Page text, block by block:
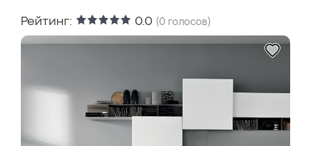
Рейтинг: 0.0 (0 голосов)